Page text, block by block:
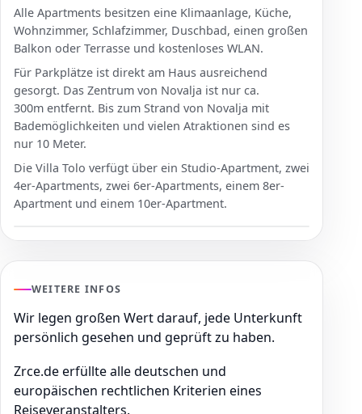
Alle Apartments besitzen eine Klimaanlage, Küche,
Wohnzimmer, Schlafzimmer, Duschbad, einen großen
Balkon oder Terrasse und kostenloses WLAN.
Für Parkplätze ist direkt am Haus ausreichend
gesorgt. Das Zentrum von Novalja ist nur ca.
300m entfernt. Bis zum Strand von Novalja mit
Bademöglichkeiten und vielen Atraktionen sind es
nur 10 Meter.
Die Villa Tolo verfügt über ein Studio-Apartment, zwei
4er-Apartments, zwei 6er-Apartments, einem 8er-
Apartment und einem 10er-Apartment.
WEITERE INFOS
Wir legen großen Wert darauf, jede Unterkunft
persönlich gesehen und geprüft zu haben.
Zrce.de erfüllte alle deutschen und
europäischen rechtlichen Kriterien eines
Reiseveranstalters.